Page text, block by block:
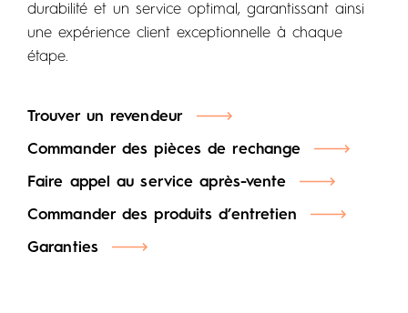
durabilité et un service optimal, garantissant ainsi
une expérience client exceptionnelle à chaque
étape.
Trouver un revendeur
Commander des pièces de rechange
Faire appel au service après-vente
Commander des produits d’entretien
Garanties